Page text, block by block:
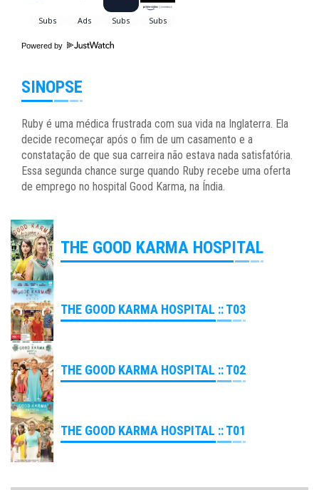
Powered by
SINOPSE
Ruby é uma médica frustrada com sua vida na Inglaterra. Ela
decide recomeçar após o fim de um casamento e a
constatação de que sua carreira não estava nada satisfatória.
Essa segunda chance surge quando Ruby recebe uma oferta
de emprego no hospital Good Karma, na Índia.
THE GOOD KARMA HOSPITAL
THE GOOD KARMA HOSPITAL :: T03
THE GOOD KARMA HOSPITAL :: T02
THE GOOD KARMA HOSPITAL :: T01